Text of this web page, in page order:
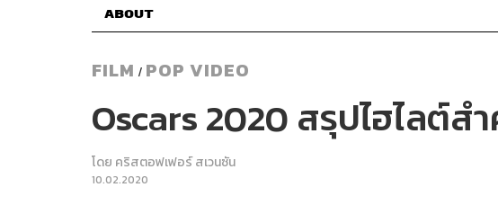
ABOUT
FILM / POP VIDEO
Oscars 2020 สรุปไฮไลต์
โดย คริสตอฟเฟอร์ สเวนซัน
10.02.2020